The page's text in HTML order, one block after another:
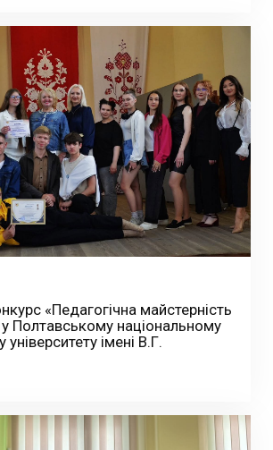
«Педагогічна майстерність
Полтавському національному
університету імені В.Г.